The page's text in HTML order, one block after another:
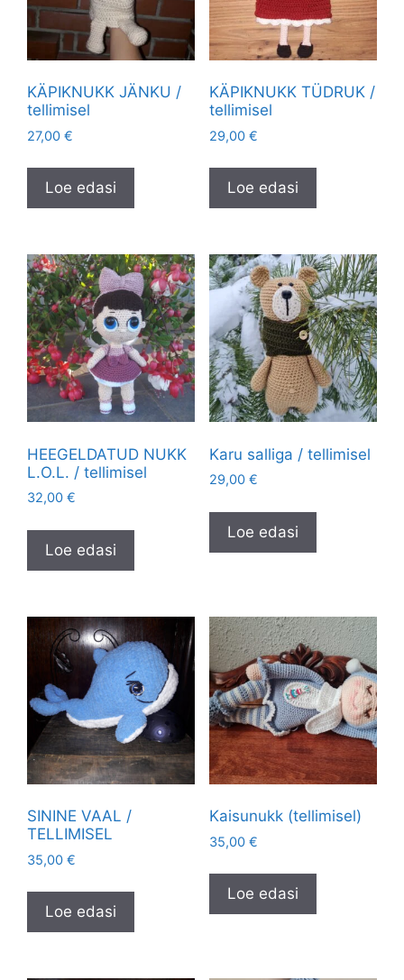
KÄPIKNUKK JÄNKU /
tellimisel
27,00 €
Loe edasi
KÄPIKNUKK TÜDRUK /
tellimisel
29,00 €
Loe edasi
HEEGELDATUD NUKK
L.O.L. / tellimisel
32,00 €
Loe edasi
Karu salliga / tellimisel
29,00 €
Loe edasi
SININE VAAL /
TELLIMISEL
35,00 €
Loe edasi
Kaisunukk (tellimisel)
35,00 €
Loe edasi